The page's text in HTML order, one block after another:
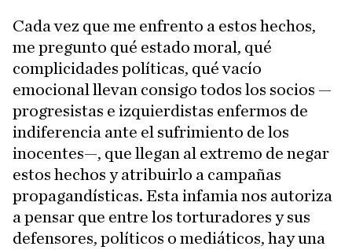
Cada vez que me enfrento a estos hechos,
me pregunto qué estado moral, qué
complicidades políticas, qué vacío
emocional llevan consigo todos los socios —
progresistas e izquierdistas enfermos de
indiferencia ante el sufrimiento de los
inocentes—, que llegan al extremo de negar
estos hechos y atribuirlo a campañas
propagandísticas. Esta infamia nos autoriza
a pensar que entre los torturadores y sus
defensores, políticos o mediáticos, hay una